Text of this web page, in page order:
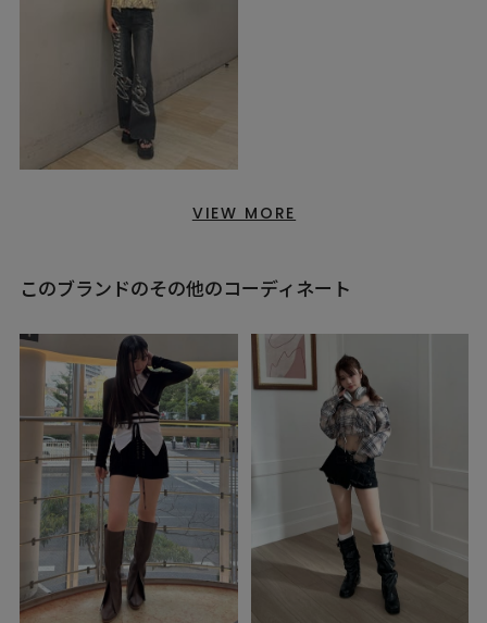
VIEW MORE
このブランドのその他のコーディネート